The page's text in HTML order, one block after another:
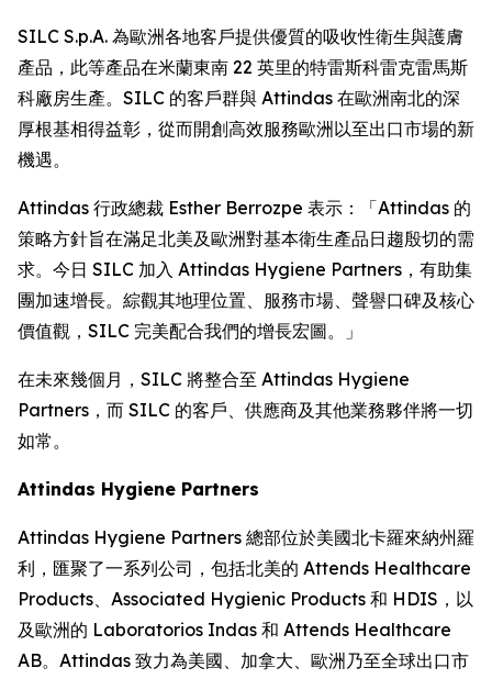
SILC S.p.A. 為歐洲各地客戶提供優質的吸收性衛生與護膚
產品，此等產品在米蘭東南 22 英里的特雷斯科雷克雷馬斯
科廠房生產。SILC 的客戶群與 Attindas 在歐洲南北的深
厚根基相得益彰，從而開創高效服務歐洲以至出口市場的新
機遇。
Attindas 行政總裁 Esther Berrozpe 表示：「Attindas 的
策略方針旨在滿足北美及歐洲對基本衛生產品日趨殷切的需
求。今日 SILC 加入 Attindas Hygiene Partners，有助集
團加速增長。綜觀其地理位置、服務市場、聲譽口碑及核心
價值觀，SILC 完美配合我們的增長宏圖。」
在未來幾個月，SILC 將整合至 Attindas Hygiene
Partners，而 SILC 的客戶、供應商及其他業務夥伴將一切
如常。
Attindas Hygiene Partners
Attindas Hygiene Partners 總部位於美國北卡羅來納州羅
利，匯聚了一系列公司，包括北美的 Attends Healthcare
Products、Associated Hygienic Products 和 HDIS，以
及歐洲的 Laboratorios Indas 和 Attends Healthcare
AB。Attindas 致力為美國、加拿大、歐洲乃至全球出口市